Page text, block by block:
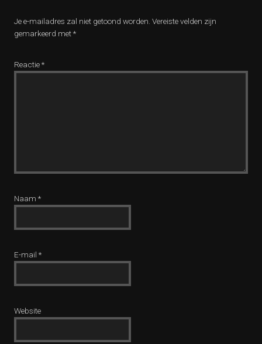
Je e-mailadres zal niet getoond worden. Vereiste velden zijn
gemarkeerd met*
Reactie*
Naam *
E-mail *
Website